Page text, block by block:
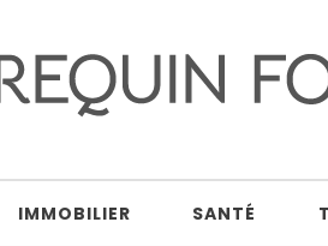
IMMOBILIER SANTÉ